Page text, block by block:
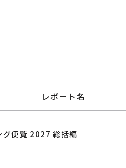
レポート名
グ便覧 2027 総括編